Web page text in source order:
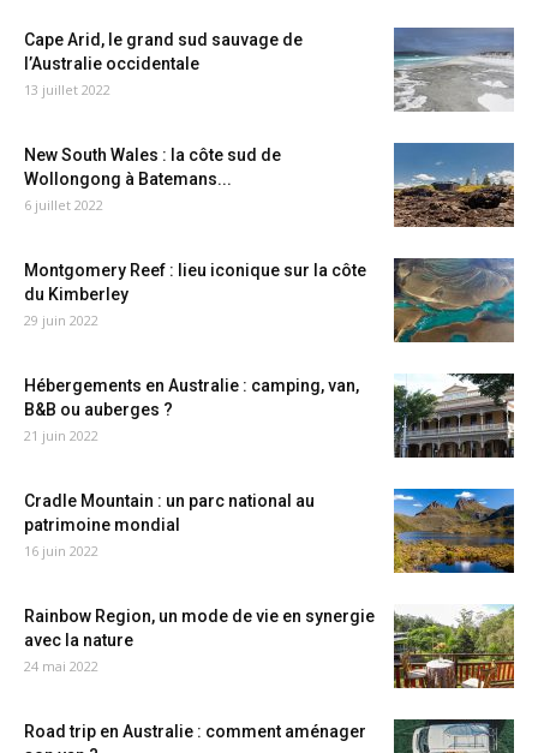
Cape Arid, le grand sud sauvage de
l’Australie occidentale
13 juillet 2022
New South Wales : la côte sud de
Wollongong à Batemans...
6 juillet 2022
Montgomery Reef : lieu iconique sur la côte
du Kimberley
29 juin 2022
Hébergements en Australie : camping, van,
B&B ou auberges ?
21 juin 2022
Cradle Mountain : un parc national au
patrimoine mondial
16 juin 2022
Rainbow Region, un mode de vie en synergie
avec la nature
24 mai 2022
Road trip en Australie : comment aménager